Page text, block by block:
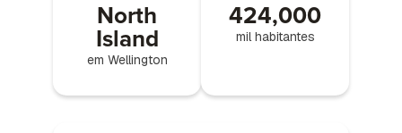
North
Island
em Wellington
424,000
mil habitantes